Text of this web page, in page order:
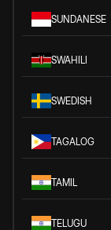
SUNDANESE
SWAHILI
SWEDISH
TAGALOG
TAMIL
TELUGU